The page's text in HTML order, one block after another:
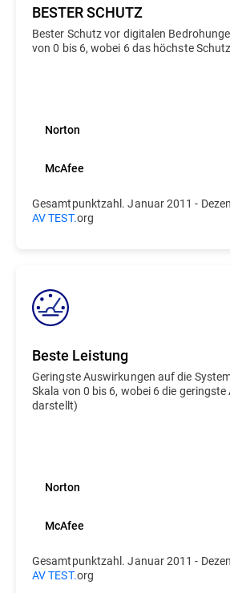
BESTER SCHUTZ
Bester Schutz vor digitalen
von 0 bis 6, wobei 6 das höchste
Norton
McAfee
Gesamtpunktzahl. Januar 2011 -
AV TEST.org
Beste Leistung
Geringste Auswirkungen auf die
Skala von 0 bis 6, wobei 6 die
darstellt)
Norton
McAfee
Gesamtpunktzahl. Januar 2011 -
AV TEST.org